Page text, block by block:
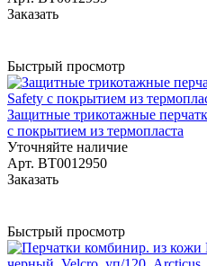
Заказать
Быстрый просмотр
Защитные трикотажные
с покрытием из термопласта
Уточняйте наличие
Арт. BT0012950
Заказать
Быстрый просмотр